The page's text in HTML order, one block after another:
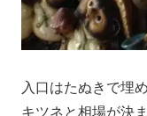
入口はたぬきで埋
キツネと相場が決